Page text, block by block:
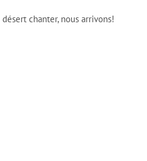
chanter, nous arrivons!